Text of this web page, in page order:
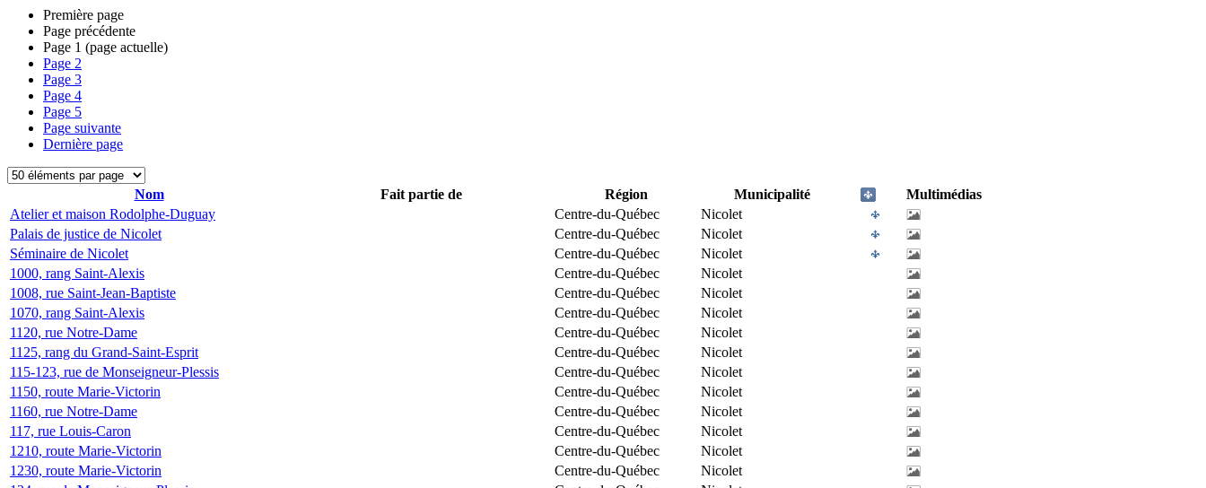
Première page
Page précédente
Page 1 (page actuelle)
Page 2
Page 3
Page 4
Page 5
Page suivante
Dernière page
Nom Fait partie de Région Municipalité
Multimédias
Atelier et maison Rodolphe-Duguay
Centre-du-Québec
Nicolet
Palais de justice de Nicolet
Centre-du-Québec
Nicolet
Séminaire de Nicolet
Centre-du-Québec
Nicolet
1000, rang Saint-Alexis
Centre-du-Québec
Nicolet
1008, rue Saint-Jean-Baptiste
Centre-du-Québec
Nicolet
1070, rang Saint-Alexis
Centre-du-Québec
Nicolet
1120, rue Notre-Dame
Centre-du-Québec
Nicolet
1125, rang du Grand-Saint-Esprit
Centre-du-Québec
Nicolet
115-123, rue de Monseigneur-Plessis
Centre-du-Québec
Nicolet
1150, route Marie-Victorin
Centre-du-Québec
Nicolet
1160, rue Notre-Dame
Centre-du-Québec
Nicolet
117, rue Louis-Caron
Centre-du-Québec
Nicolet
1210, route Marie-Victorin
Centre-du-Québec
Nicolet
1230, route Marie-Victorin
Centre-du-Québec
Nicolet